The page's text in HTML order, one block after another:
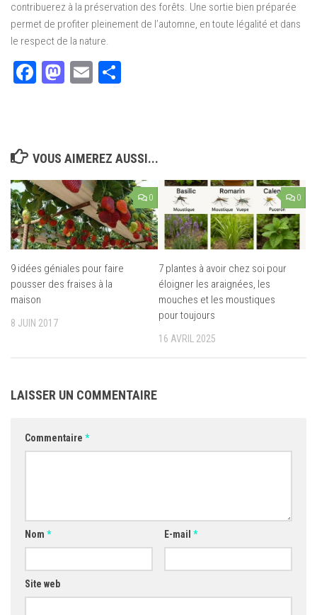
contribuerez à la préservation des forêts. Une sortie bien préparée
permet de profiter pleinement de l’automne, en toute légalité et dans
le respect de la nature.
Facebook
Mastodon
Email
VOUS AIMEREZ AUSSI...
0
9 idées géniales pour faire
pousser des fraises à la
maison
8 JUIN 2017
0
7 plantes à avoir chez soi pour
éloigner les araignées, les
mouches et les moustiques
pour toujours
16 AVRIL 2025
LAISSER UN COMMENTAIRE
Commentaire *
Nom * E-mail *
Site web